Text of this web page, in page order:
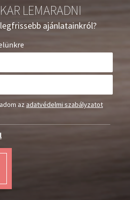
LEMARADNI
ajánlatainkról?
azadatvédelmi szabályzatot